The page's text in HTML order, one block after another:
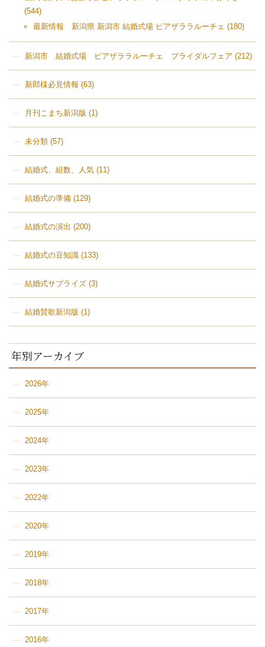
(544)
最新情報 新潟県 新潟市 結婚式場 ピアザララルーチェ (180)
新潟市 結婚式場 ピアザララルーチェ ブライダルフェア (212)
新郎様必見情報 (63)
月刊こまち新潟版 (1)
未分類(57)
結婚式、組数、人気(11)
結婚式の準備(129)
結婚式の演出 (200)
結婚式の豆知識(133)
結婚式サプライズ(3)
結婚賛歌新潟版 (1)
年別アーカイブ
2026年
2025年
2024年
2023年
2022年
2020年
2019年
2018年
2017年
2016年